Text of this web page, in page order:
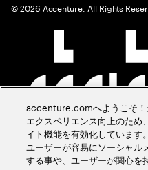
©2026 Accenture. All Rights
accenture.comへようこそ！
エクスペリエンス向上のた
イト機能を有効化しています
ユーザーが容易にソーシャル
する事や、ユーザーが関心を